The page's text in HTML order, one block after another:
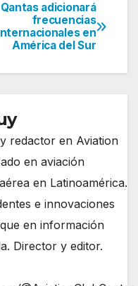
Qantas adicionará
frecuencias
en
América del Sur
redactor en Aviation
en aviación
en Latinoamérica.
e innovaciones
en información
Director y editor.